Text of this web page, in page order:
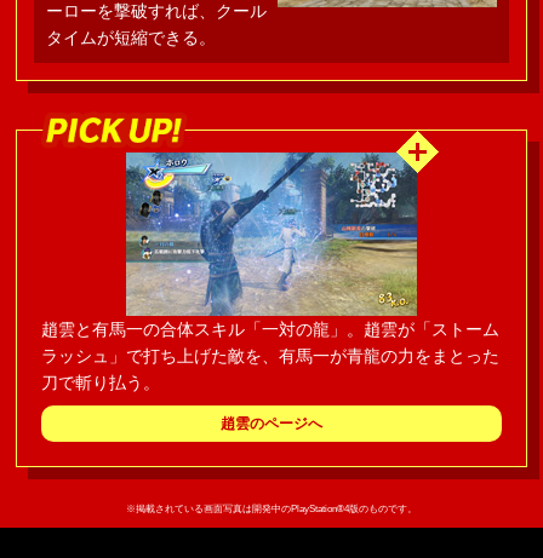
ーローを撃破すれば、クール
タイムが短縮できる。
趙雲と有馬一の合体スキル「一対の龍」。趙雲が「ストーム
ラッシュ」で打ち上げた敵を、有馬一が青龍の力をまとった
刀で斬り払う。
趙雲のページへ
※掲載されている画面写真は開発中のPlayStation®4版のものです。